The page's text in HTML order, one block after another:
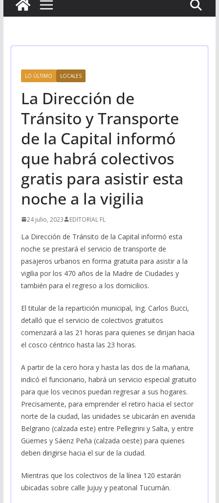
LO ÚLTIMO LOCALES
La Dirección de
Tránsito y Transporte
de la Capital informó
que habrá colectivos
gratis para asistir esta
noche a la vigilia
24 julio, 2023 EDITORIAL FL
La Dirección de Tránsito de la Capital informó esta
noche se prestará el servicio de transporte de
pasajeros urbanos en forma gratuita para asistir a la
vigilia por los 470 años de la Madre de Ciudades y
también para el regreso a los domicilios.
El titular de la repartición municipal, Ing. Carlos Bucci,
detalló que el servicio de colectivos gratuitos
comenzará a las 21 horas para quienes se dirijan hacia
el cosco céntrico hasta las 23 horas.
A partir de la cero hora y hasta las dos de la mañana,
indicó el funcionario, habrá un servicio especial gratuito
para que los vecinos puedan regresar a sus hogares.
Precisamente, para emprender el retiro hacia el sector
norte de la ciudad, las unidades se ubicarán en avenida
Belgrano (calzada este) entre Pellegrini y Salta, y entre
Güemes y Sáenz Peña (calzada oeste) para quienes
deben dirigirse hacia el sur de la ciudad.
Mientras que los colectivos de la línea 120 estarán
ubicadas sobre calle Jujuy y peatonal Tucumán.